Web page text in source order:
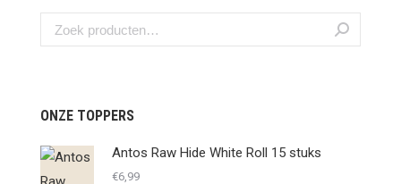
ONZE TOPPERS
Antos Raw Hide White Roll 15 stuks
€6,99